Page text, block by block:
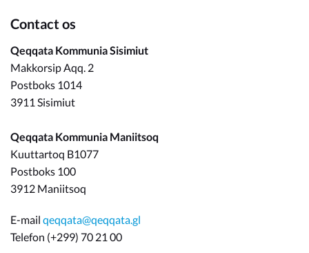
Contact os
Qeqqata Kommunia Sisimiut
Makkorsip Aqq. 2
Postboks 1014
3911 Sisimiut
Qeqqata Kommunia Maniitsoq
Kuuttartoq B1077
Postboks 100
3912 Maniitsoq
E-mail qeqqata@qeqqata.gl
Telefon (+299) 70 21 00